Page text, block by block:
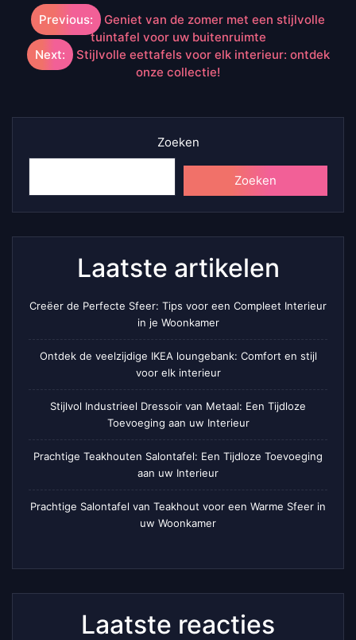
Berichtnavigatie
Previous:
Geniet van de zomer met een stijlvolle
tuintafel voor uw buitenruimte
Next:
Stijlvolle eettafels voor elk interieur: ontdek
onze collectie!
Zoeken
Zoeken
Laatste artikelen
Creëer de Perfecte Sfeer: Tips voor een Compleet Interieur
in je Woonkamer
Ontdek de veelzijdige IKEA loungebank: Comfort en stijl
voor elk interieur
Stijlvol Industrieel Dressoir van Metaal: Een Tijdloze
Toevoeging aan uw Interieur
Prachtige Teakhouten Salontafel: Een Tijdloze Toevoeging
aan uw Interieur
Prachtige Salontafel van Teakhout voor een Warme Sfeer in
uw Woonkamer
Laatste reacties